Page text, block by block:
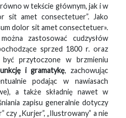
w tekście głównym, jak i w
sit amet consectetuer”. Jako
dolor sit amet consectetuer».
zastosować cudzysłów
sprzed 1800 r. oraz
przytoczone w brzmieniu
i gramatykę, zachowując
podając w nawiasach
a także składnię nawet w
zapisu generalnie dotyczy
czy „Kurjer”, „Ilustrowany” a nie